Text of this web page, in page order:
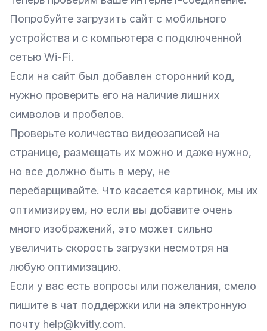
Попробуйте загрузить сайт с мобильного
устройства и с компьютера с подключенной
сетью Wi-Fi.
Если на сайт был добавлен сторонний код,
нужно проверить его на наличие лишних
символов и пробелов.
Проверьте количество видеозаписей на
странице, размещать их можно и даже нужно,
но все должно быть в меру, не
перебарщивайте. Что касается картинок, мы их
оптимизируем, но если вы добавите очень
много изображений, это может сильно
увеличить скорость загрузки несмотря на
любую оптимизацию.
Если у вас есть вопросы или пожелания, смело
пишите в чат поддержки или на электронную
почту help@kvitly.com.